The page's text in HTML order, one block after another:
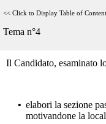
<< Click to Display Table of
Tema n°4
Il Candidato, esaminato
• elabori la sezione
motivandone la